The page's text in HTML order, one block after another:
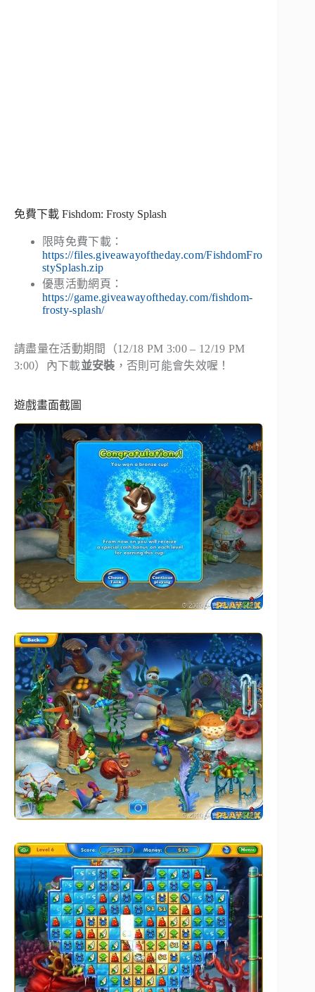
免費下載 Fishdom: Frosty Splash
限時免費下載：
https://files.giveawayoftheday.com/FishdomFro
stySplash.zip
優惠活動網頁：
https://game.giveawayoftheday.com/fishdom-
frosty-splash/
請盡量在活動期間（12/18 PM 3:00 – 12/19 PM
3:00）內下載並安裝 ，否則可能會失效喔！
遊戲畫面截圖